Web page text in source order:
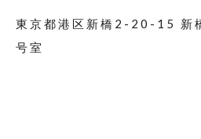
東京都港区新橋2-20-15 新
号室